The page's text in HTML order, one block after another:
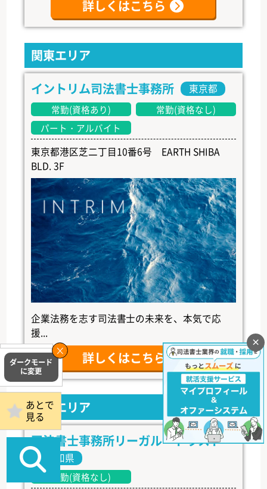
詳しくはこちら
関東エリア
イントリム司法書士事務所
東京都
常勤(資格あり)
常勤(資格なし)
パート・アルバイト
東京都港区芝二丁目10番6号 EARTH SHIBA
BLD. 3F
企業法務を志す司法書士の未来を、本気で応
援...
詳しくはこちら
中部エリア
司法書士事務所リーガル・トラスト
愛知県
常勤(資格なし)
×
あとで
見る
掲載事務所
ログイン